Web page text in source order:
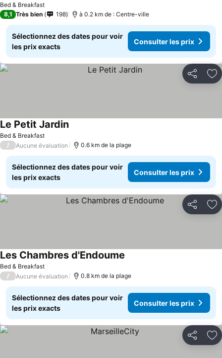
Bed & Breakfast
8,1 Très bien 198 à 0.2 km de : Centre-ville
Sélectionnez des dates pour voir
les prix exacts
Consulter les prix
Partager
Bed & Breakfast
Le Petit Jardin
/ Aucune évaluation 0.6 km de la plage
Sélectionnez des dates pour voir
les prix exacts
Consulter les prix
Partager
Bed & Breakfast
Les Chambres d'Endoume
/ Aucune évaluation 0.8 km de la plage
Sélectionnez des dates pour voir
les prix exacts
Consulter les prix
Partager